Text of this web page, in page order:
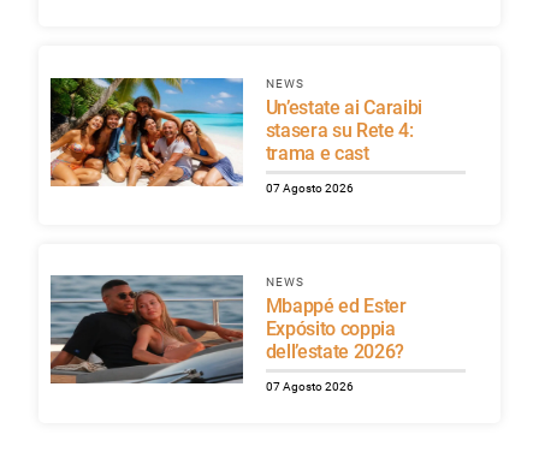
NEWS
Un’estate ai Caraibi
stasera su Rete 4:
trama e cast
07 Agosto 2026
NEWS
Mbappé ed Ester
Expósito coppia
dell’estate 2026?
07 Agosto 2026